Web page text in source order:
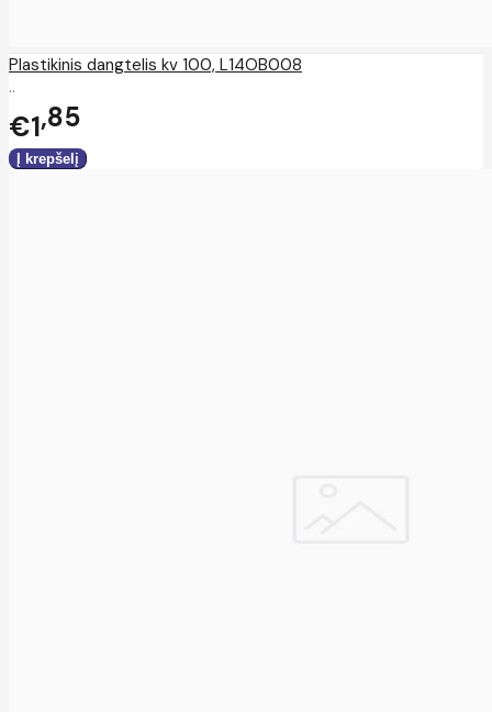
Plastikinis dangtelis kv 100, L14OB008
..
€1 85